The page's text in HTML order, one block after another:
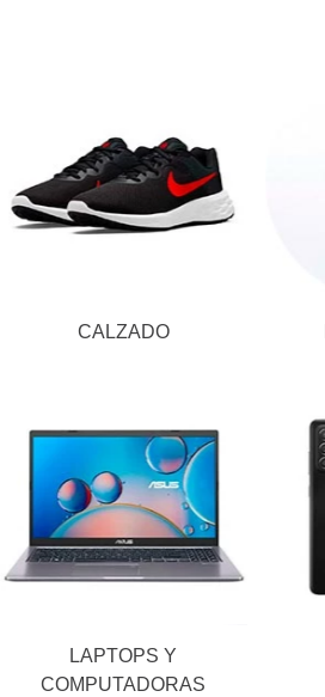
CALZADO
LAPTOPS Y
COMPUTADORAS